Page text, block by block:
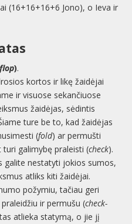
(16+16+16+6 Jono), o Ieva ir
).
kortos ir likę žaidėjai
ir visuose sekančiuose
žaidėjas, sėdintis
ture be to, kad žaidėjas
(fold) ar permušti
galimybę praleisti (check).
galite nestatyti jokios sumos,
atliks kiti žaidėjai.
požymiu, tačiau geri
ir permušu (check-
atlieka statymą, o jie jį